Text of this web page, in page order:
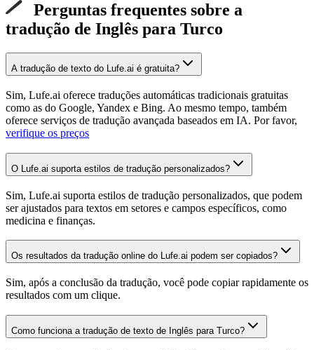
Perguntas frequentes sobre a
tradução de Inglês para Turco
A tradução de texto do Lufe.ai é gratuita?
Sim, Lufe.ai oferece traduções automáticas tradicionais gratuitas
como as do Google, Yandex e Bing. Ao mesmo tempo, também
oferece serviços de tradução avançada baseados em IA. Por favor,
verifique os preços
O Lufe.ai suporta estilos de tradução personalizados?
Sim, Lufe.ai suporta estilos de tradução personalizados, que podem
ser ajustados para textos em setores e campos específicos, como
medicina e finanças.
Os resultados da tradução online do Lufe.ai podem ser copiados?
Sim, após a conclusão da tradução, você pode copiar rapidamente os
resultados com um clique.
Como funciona a tradução de texto de Inglês para Turco?